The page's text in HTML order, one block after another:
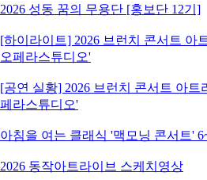
2026 성동 꿈의 무용단 [홍보단 12기]
[하이라이트] 2026 브런치 콘서트 아
오페라스튜디오'
[공연 실황] 2026 브런치 콘서트 아트
페라스튜디오'
아침을 여는 클래식 '맥모닝 콘서트'
2026 동작아트라이브 스케치영상